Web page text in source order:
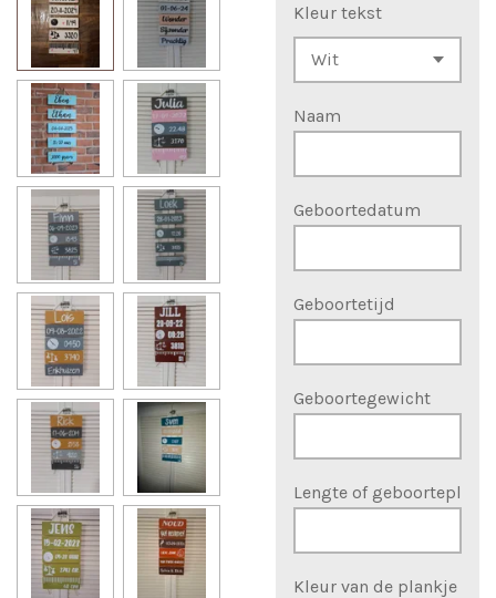
Kleur tekst
Naam
Geboortedatum
Geboortetijd
Geboortegewicht
Lengte of geboortepl
Kleur van de plankje